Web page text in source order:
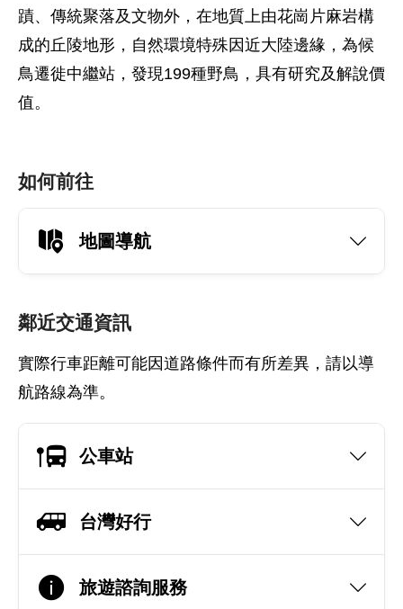
蹟、傳統聚落及文物外，在地質上由花崗片麻岩構
成的丘陵地形，自然環境特殊因近大陸邊緣，為候
鳥遷徙中繼站，發現199種野鳥，具有研究及解說價
值。
如何前往
地圖導航
鄰近交通資訊
實際行車距離可能因道路條件而有所差異，請以導
航路線為準。
公車站
台灣好行
旅遊諮詢服務